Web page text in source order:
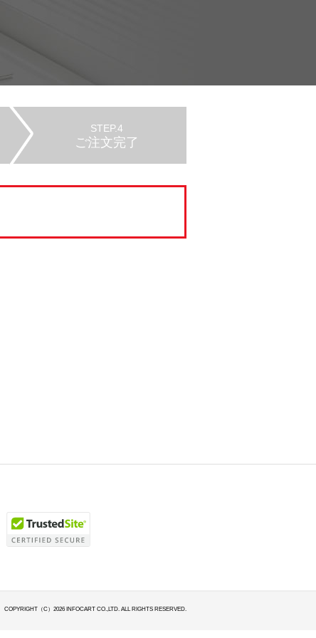
STEP.4
ご注文完了
COPYRIGHT（C）2026 INFOCART CO.,LTD. ALL RIGHTS RESERVED.